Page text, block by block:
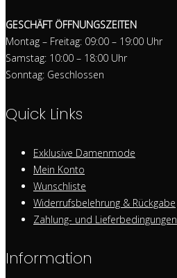
GESCHÄFT ÖFFNUNGSZEITEN
Montag – Freitag: 09:00 – 19:00 Uhr
Samstag: 10:00 – 18:00 Uhr
Sonntag: Geschlossen
Quick Links
Exklusive Damenmode
Mein Konto
Wunschliste
Widerrufsbelehrung & Rückgabe
Zahlung- und Lieferbedingungen
Information